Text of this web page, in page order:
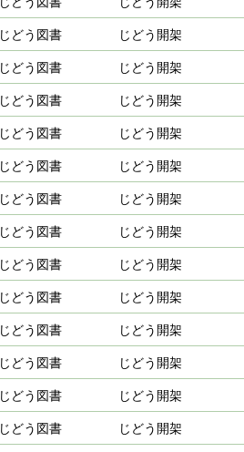
じどう図書 じどう開架
じどう図書 じどう開架
じどう図書 じどう開架
じどう図書 じどう開架
じどう図書 じどう開架
じどう図書 じどう開架
じどう図書 じどう開架
じどう図書 じどう開架
じどう図書 じどう開架
じどう図書 じどう開架
じどう図書 じどう開架
じどう図書 じどう開架
じどう図書 じどう開架